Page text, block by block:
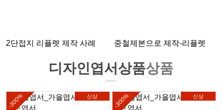
2단접지 리플렛 제작 사례 중철제본으로 제작-리플렛
디자인엽서상품상품
신상
-300% 신상
-300%